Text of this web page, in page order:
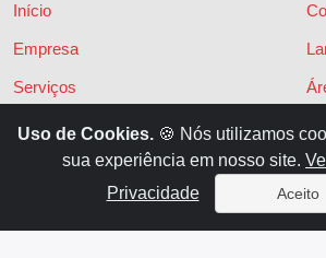
Início
Empresa
Serviços
Financiamentos
Locações
Uso de Cookies. 🍪 Nós utilizamos
sua experiência em nosso site.
Privacidade
Aceito